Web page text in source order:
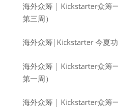
海外众筹 | Kickstarter众筹
第三周）
海外众筹|Kickstarter 今夏
海外众筹 | Kickstarter众筹
第一周）
海外众筹 | Kickstarter众筹